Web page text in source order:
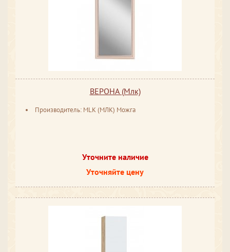
ВЕРОНА (Млк)
Производитель: MLK (МЛК) Можга
Уточните наличие
Уточняйте цену